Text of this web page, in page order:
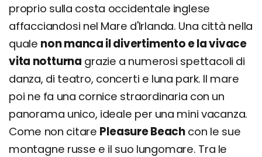
proprio sulla costa occidentale inglese
affacciandosi nel Mare d'Irlanda. Una città nella
quale non manca il divertimento e la vivace
vita notturna grazie a numerosi spettacoli di
danza, di teatro, concerti e luna park. Il mare
poi ne fa una cornice straordinaria con un
panorama unico, ideale per una mini vacanza.
Come non citare Pleasure Beach con le sue
montagne russe e il suo lungomare. Tra le